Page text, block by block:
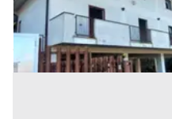
Inserito il: 30/07/2026
Dipignano
(Cosenza)
Codice annuncio:1998128598